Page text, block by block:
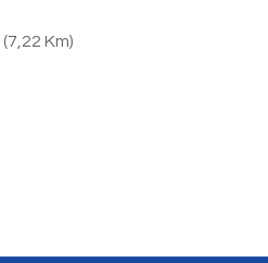
(7,22 Km)